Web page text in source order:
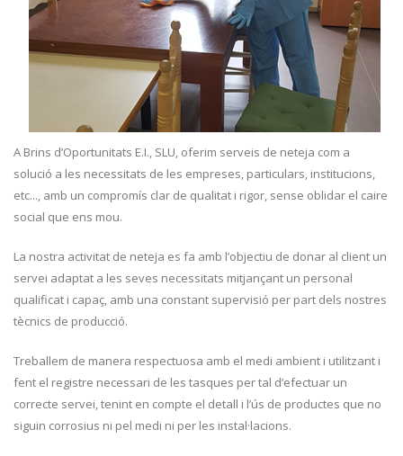
A Brins d’Oportunitats E.I., SLU, oferim serveis de neteja com a
solució a les necessitats de les empreses, particulars, institucions,
etc..., amb un compromís clar de qualitat i rigor, sense oblidar el caire
social que ens mou.
La nostra activitat de neteja es fa amb l’objectiu de donar al client un
servei adaptat a les seves necessitats mitjançant un personal
qualificat i capaç, amb una constant supervisió per part dels nostres
tècnics de producció.
Treballem de manera respectuosa amb el medi ambient i utilitzant i
fent el registre necessari de les tasques per tal d’efectuar un
correcte servei, tenint en compte el detall i l’ús de productes que no
siguin corrosius ni pel medi ni per les instal·lacions.